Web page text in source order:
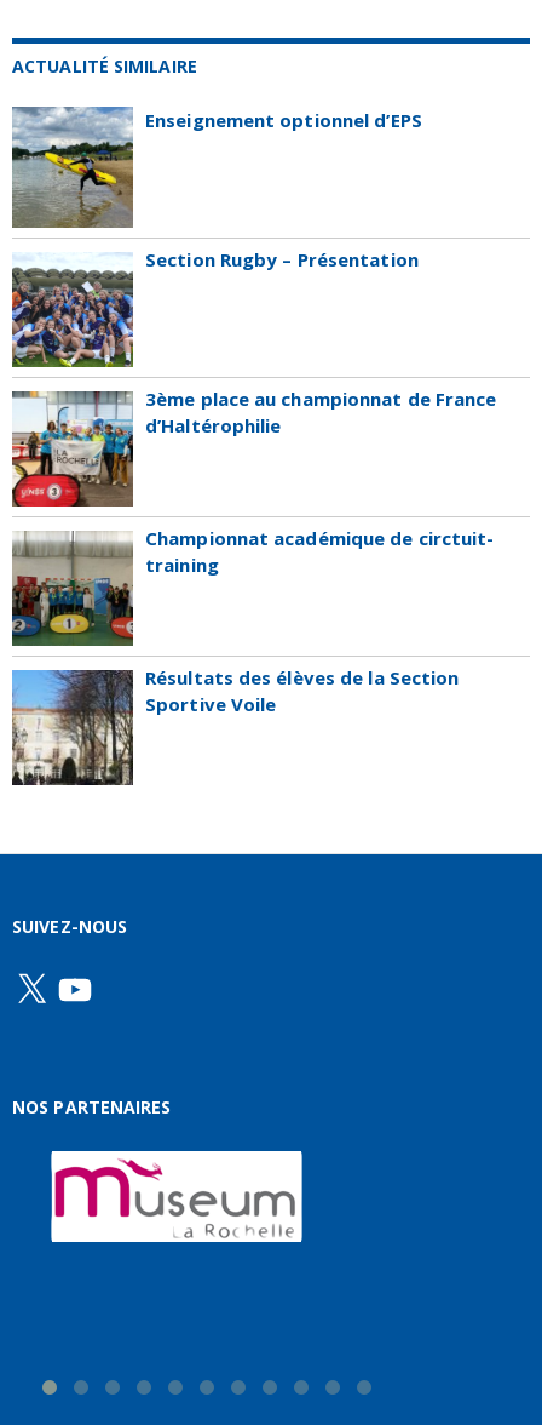
ACTUALITÉ SIMILAIRE
Enseignement optionnel d’EPS
Section Rugby – Présentation
3ème place au championnat de France
d’Haltérophilie
Championnat académique de circtuit-
training
Résultats des élèves de la Section
Sportive Voile
SUIVEZ-NOUS
X YouTube
NOS PARTENAIRES